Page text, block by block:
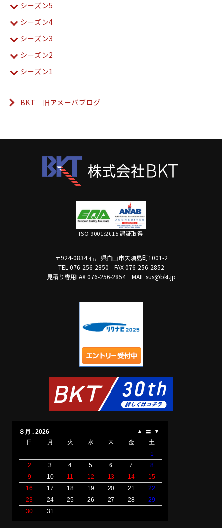
シーズン5
シーズン4
シーズン3
シーズン2
シーズン1
BKT 旧アメーバブログ
ISO 9001:2015 認証取得
〒924-0834 石川県白山市矢頃島町1001-2
TEL 076-256-2850
FAX 076-256-2852
見積り専用FAX 076-256-2854
MAIL sus@bkt.jp